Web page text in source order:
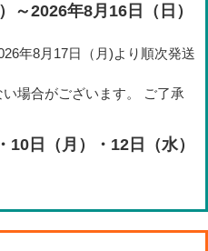
～2026年8月16日（日）
年8月17日（月)より順次発送
場合がございます。 ご了承
日（月）・12日（水）